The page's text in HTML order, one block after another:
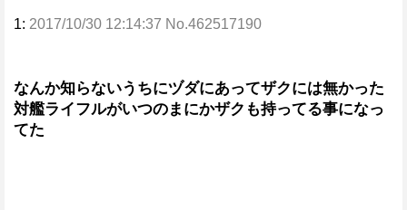
1: 2017/10/30 12:14:37 No.462517190
なんか知らないうちにヅダにあってザクには無かった
対艦ライフルがいつのまにかザクも持ってる事になっ
てた